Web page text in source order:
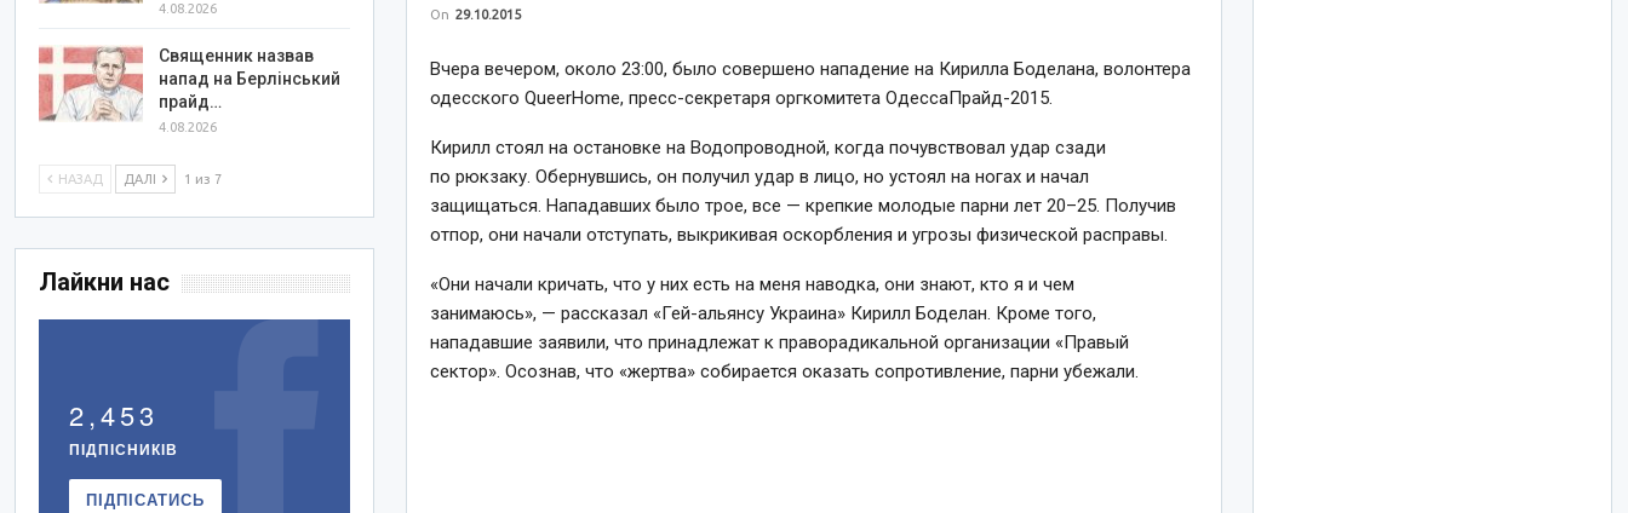
On 29.10.2015
Вчера вечером, около 23:00, было совершено нападение на Кирилла Боделана, волонтера
одесского QueerHome, пресс-секретаря оргкомитета ОдессаПрайд-2015.
Кирилл стоял на остановке на Водопроводной, когда почувствовал удар сзади
по рюкзаку. Обернувшись, он получил удар в лицо, но устоял на ногах и начал
защищаться. Нападавших было трое, все — крепкие молодые парни лет 20–25. Получив
отпор, они начали отступать, выкрикивая оскорбления и угрозы физической расправы.
«Они начали кричать, что у них есть на меня наводка, они знают, кто я и чем
занимаюсь», — рассказал «Гей-альянсу Украина» Кирилл Боделан. Кроме того,
нападавшие заявили, что принадлежат к праворадикальной организации «Правый
сектор». Осознав, что «жертва» собирается оказать сопротивление, парни убежали.
4.08.2026
Священник назвав
напад на Берлінський
прайд…
4.08.2026
НАЗАД ДАЛІ 1 из 7
Лайкни нас
2,453
ПІДПІСНИКІВ
ПІДПІСАТИСЬ